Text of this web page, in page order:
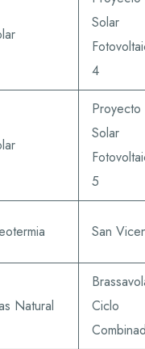
Solar
4
Proyecto
Solar
5
San
Natural
Ciclo